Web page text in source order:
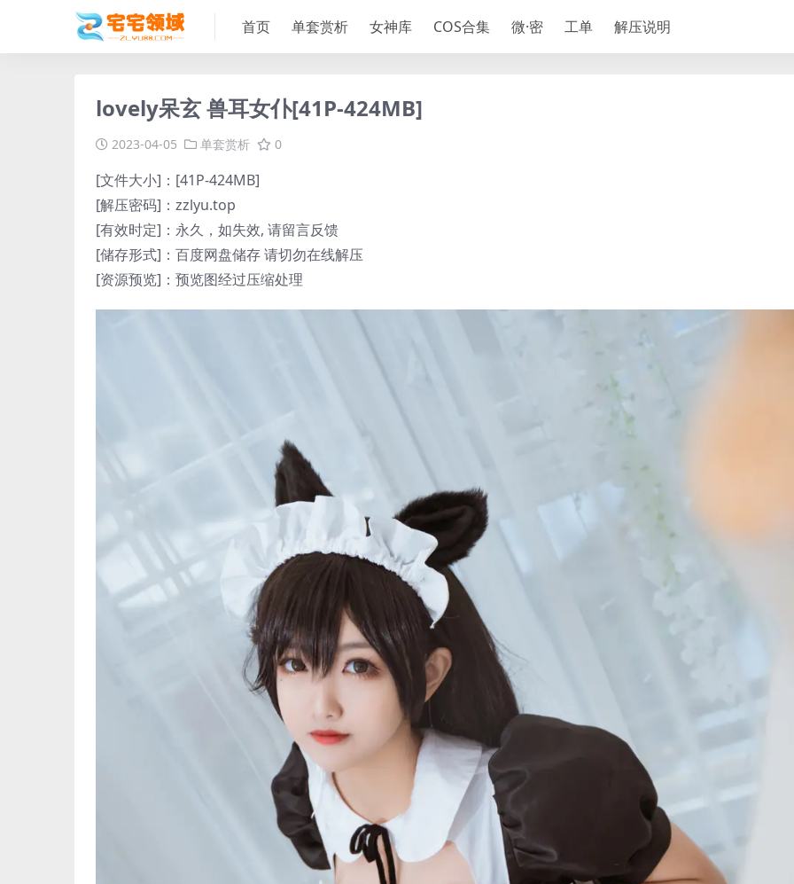
首页 单套赏析 女神库 COS合集 微·密 工单 解压说明
lovely呆玄 兽耳女仆[41P-424MB]
2023-04-05 单套赏析 0
[文件大小]：[41P-424MB]
[解压密码]：zzlyu.top
[有效时定]：永久，如失效, 请留言反馈
[储存形式]：百度网盘储存 请切勿在线解压
[资源预览]：预览图经过压缩处理